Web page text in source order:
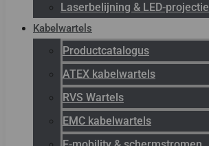
Laserbelijning & LED-projectie
Kabelwartels
Productcatalogus
ATEX kabelwartels
RVS Wartels
EMC kabelwartels